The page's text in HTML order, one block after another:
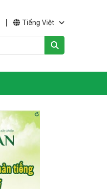
Tiếng Việt